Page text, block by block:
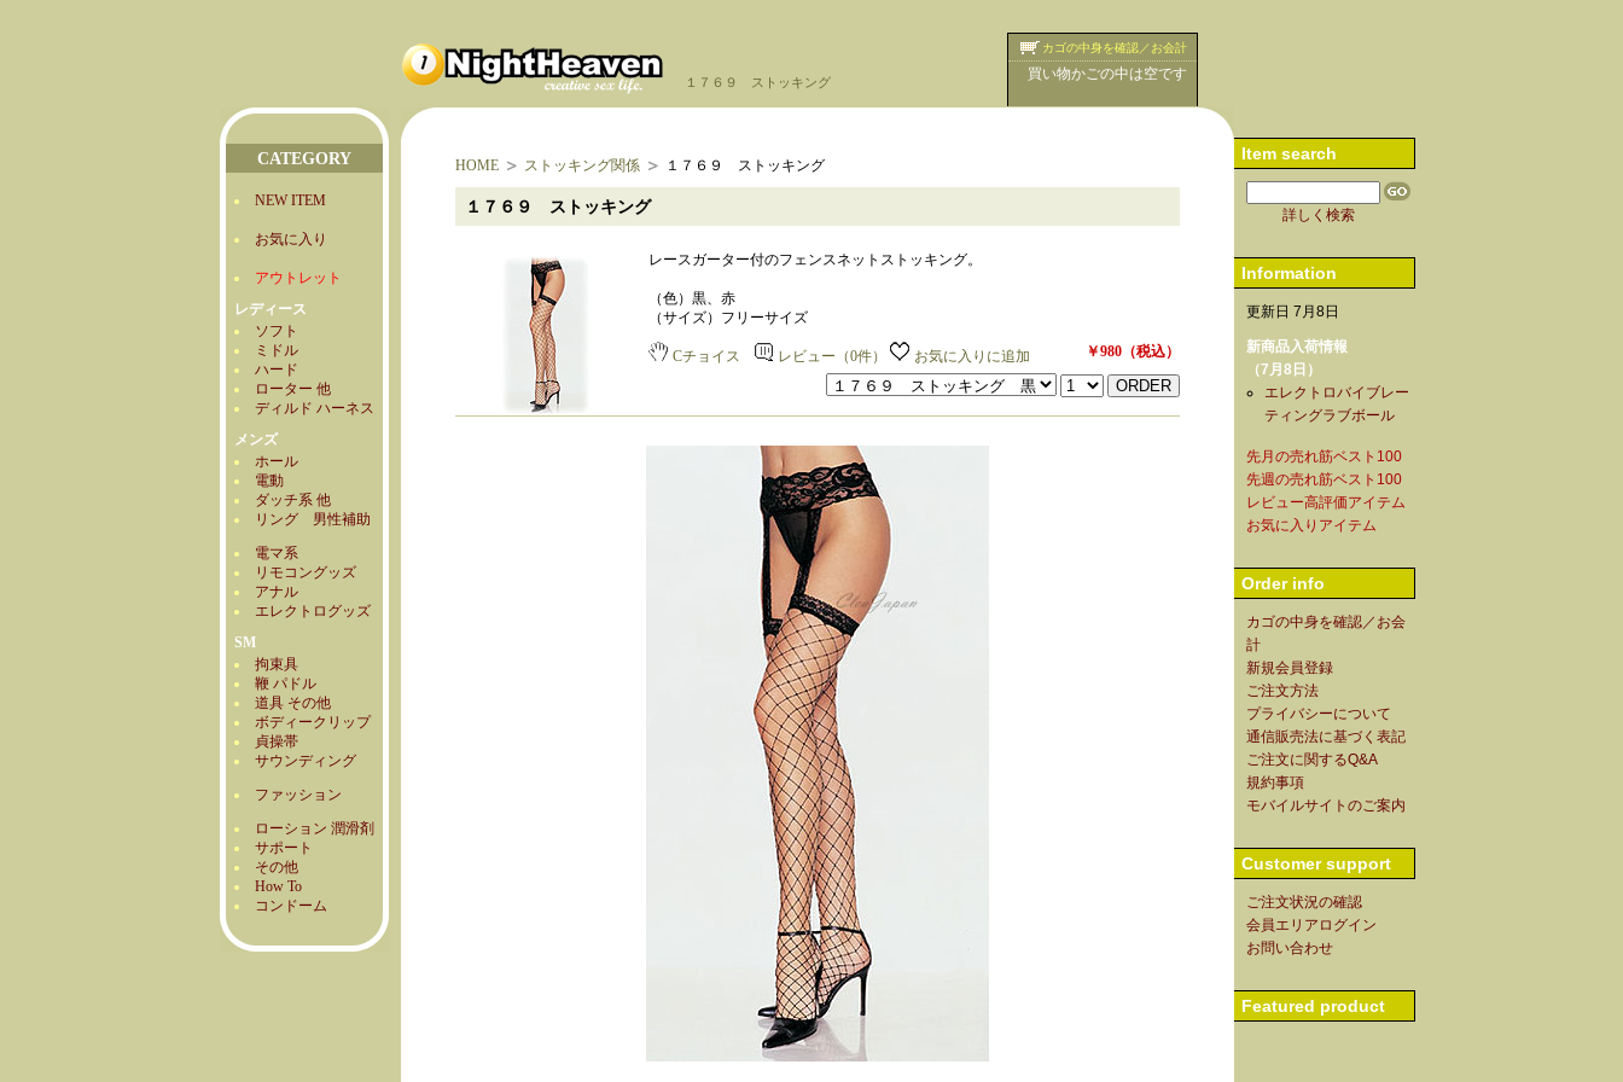
１７６９ ストッキング
カゴの中身を確認／お会計
買い物かごの中は空です
CATEGORY
NEW ITEM
お気に入り
アウトレット
レディース
ソフト
ミドル
ハード
ローター 他
ディルド ハーネス
メンズ
ホール
電動
ダッチ系 他
リング 男性補助
電マ系
リモコングッズ
アナル
エレクトログッズ
SM
拘束具
鞭 パドル
道具 その他
ボディークリップ
貞操帯
サウンディング
ファッション
ローション 潤滑剤
サポート
その他
How To
コンドーム
HOME ストッキング関係 １７６９ ストッキング
１７６９ ストッキング
レースガーター付のフェンスネットストッキング。
（色）黒、赤
（サイズ）フリーサイズ
Cチョイス レビュー（0件） お気に入りに追加 ￥980 （税込）
Item search
詳しく検索
Information
更新日 7月8日
新商品入荷情報
（7月8日）
エレクトロバイブレー
ティングラブボール
先月の売れ筋ベスト100
先週の売れ筋ベスト100
レビュー高評価アイテム
お気に入りアイテム
Order info
カゴの中身を確認／お会
計
新規会員登録
ご注文方法
プライバシーについて
通信販売法に基づく表記
ご注文に関するQ&A
規約事項
モバイルサイトのご案内
Customer support
ご注文状況の確認
会員エリアログイン
お問い合わせ
Featured product